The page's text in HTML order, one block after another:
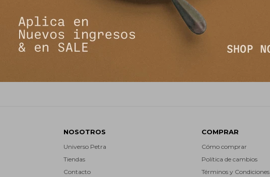
NOSOTROS
Universo Petra
Tiendas
Contacto
COMPRAR
Cómo comprar
Política de cambios
Términos y Condiciones
¡Suscribite y recibí todas nuestras novedades!